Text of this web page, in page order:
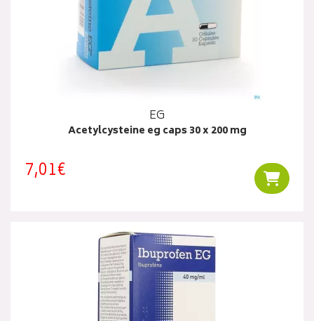
EG
Acetylcysteine eg caps 30 x 200 mg
7,01€